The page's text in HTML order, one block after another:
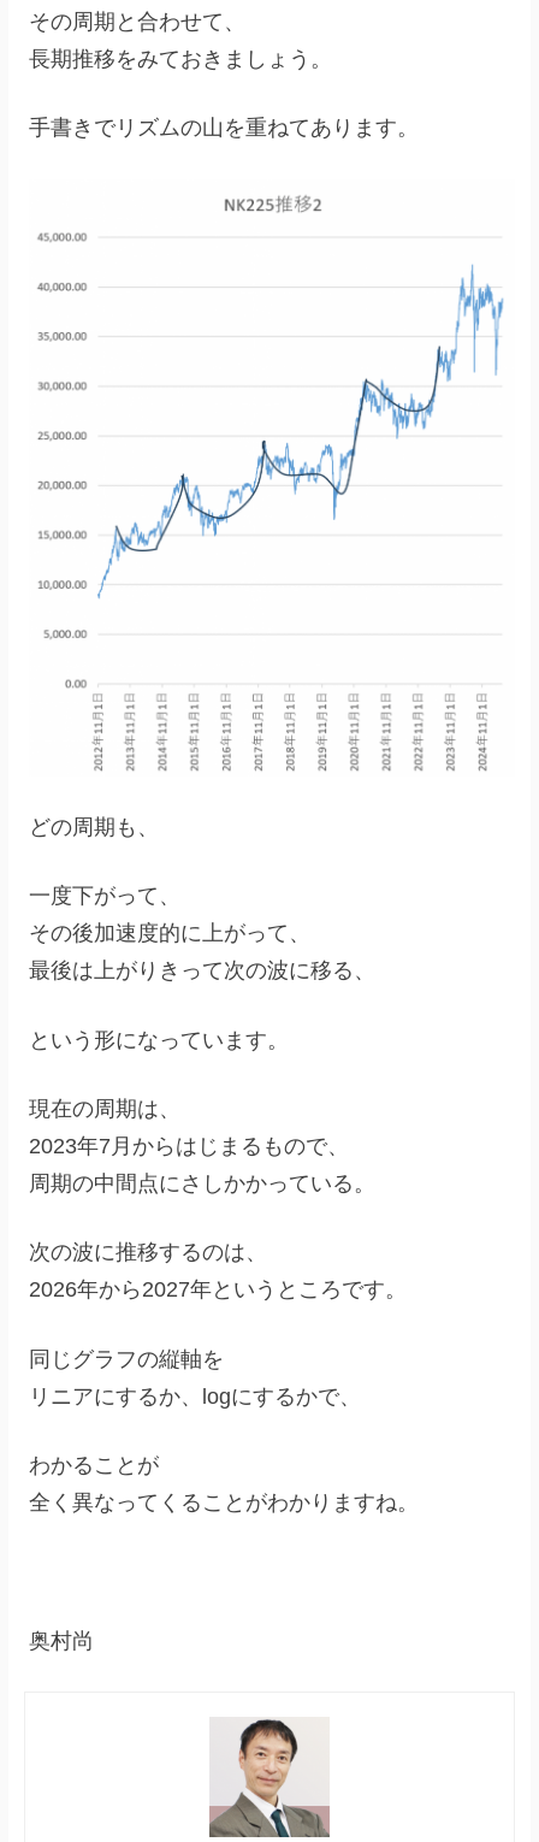
その周期と合わせて、
長期推移をみておきましょう。
手書きでリズムの山を重ねてあります。
どの周期も、
一度下がって、
その後加速度的に上がって、
最後は上がりきって次の波に移る、
という形になっています。
現在の周期は、
2023年7月からはじまるもので、
周期の中間点にさしかかっている。
次の波に推移するのは、
2026年から2027年というところです。
同じグラフの縦軸を
リニアにするか、logにするかで、
わかることが
全く異なってくることがわかりますね。
奥村尚